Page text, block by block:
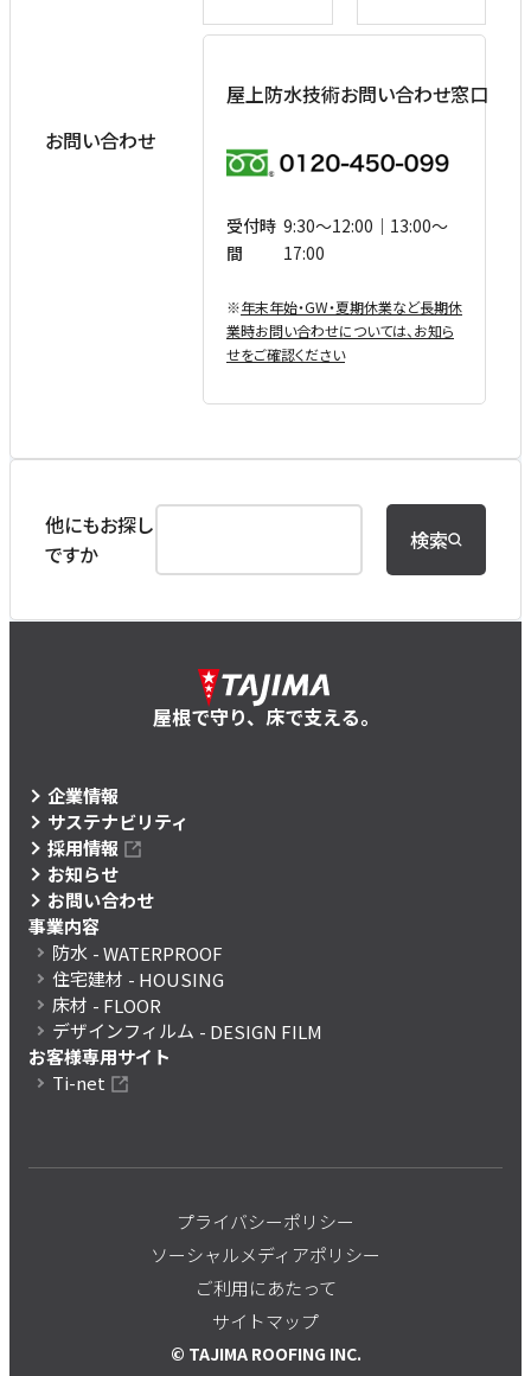
お問い合わせ
屋上防水技術お問い合わせ窓口
受付時
間
9:30〜12:00｜13:00〜
17:00
※年末年始・GW・夏期休業など⻑期休
業時お問い合わせについては、お知ら
せをご確認ください
他にもお探し
ですか
検索
屋根で守り、床で支える。
企業情報
サステナビリティ
採用情報
お知らせ
お問い合わせ
事業内容
防水 - WATERPROOF
住宅建材 - HOUSING
床材 - FLOOR
デザインフィルム - DESIGN FILM
お客様専用サイト
Ti-net
プライバシーポリシー
ソーシャルメディアポリシー
ご利用にあたって
サイトマップ
© TAJIMA ROOFING INC.